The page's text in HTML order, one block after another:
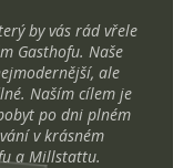
by vás rád vřele
Gasthofu. Naše
ale
Naším cílem je
po dni plném
v krásném
a Millstattu.